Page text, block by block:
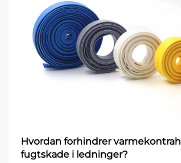
Hvordan forhindrer
fugtskade i ledninger?